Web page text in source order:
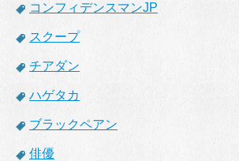
コンフィデンスマンJP
スクープ
チアダン
ハゲタカ
ブラックペアン
俳優